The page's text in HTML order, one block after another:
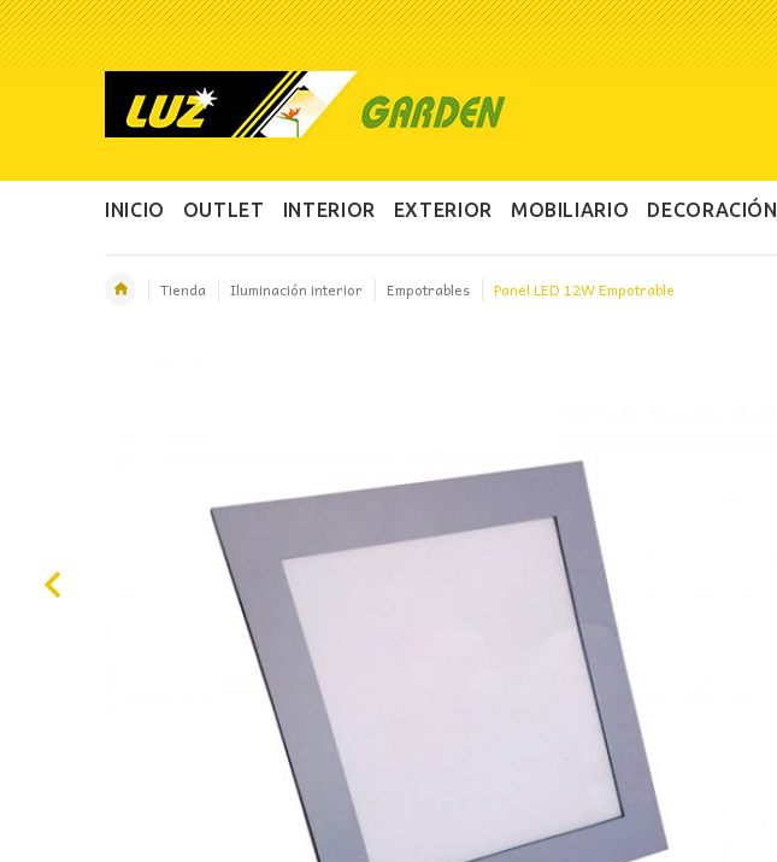
INICIO OUTLET INTERIOR EXTERIOR MOBILIARIO DECORACIÓN
Tienda Iluminación interior Empotrables Panel LED 12W Empotrable